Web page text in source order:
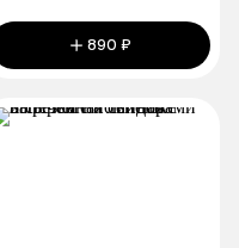
890 ₽